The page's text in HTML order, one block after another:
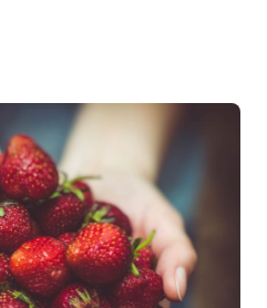
Twitterze
na Facebooku
na LinkedIn